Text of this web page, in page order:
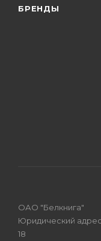
БРЕНДЫ
ОАО "Белкнига"
Юридический
18